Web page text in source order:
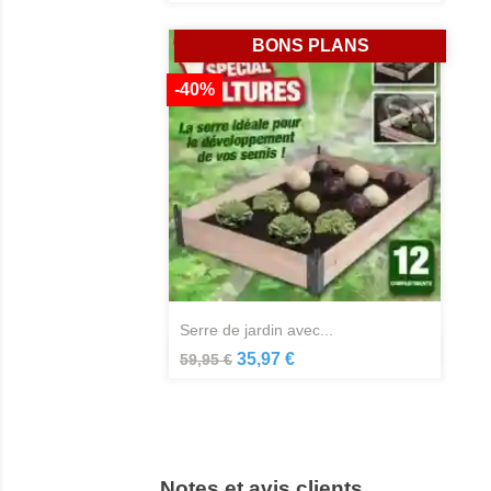
serre de jardin avec...
59,95 €
-40%
35,97 €
BONS PLANS
Aperçu rapide